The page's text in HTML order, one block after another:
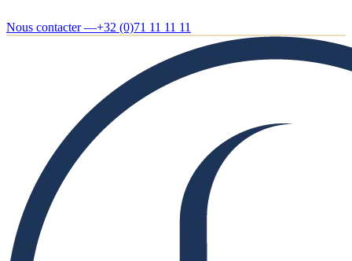
Nous contacter —+32 (0)71 11 11 11